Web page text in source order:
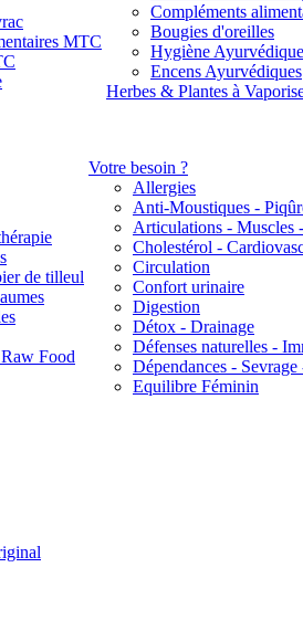
MTC
Compléments
Bougies d'oreilles
Hygiène Ayurvédique
Encens Ayurvédiques
Herbes & Plantes à
de tilleul
Food
Votre besoin ?
Allergies
Anti-Moustiques -
Articulations - Muscles
Cholestérol -
Circulation
Confort urinaire
Digestion
Détox - Drainage
Défenses naturelles -
Dépendances -
Equilibre Féminin